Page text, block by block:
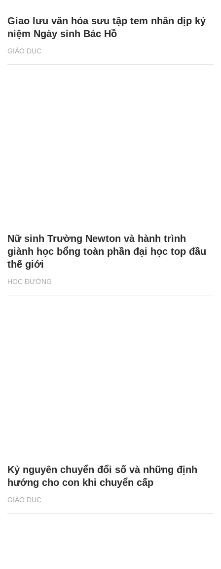
GIÁO DỤC
Giao lưu văn hóa sưu tập tem nhân dịp kỷ
niệm Ngày sinh Bác Hồ
HỌC ĐƯỜNG
Nữ sinh Trường Newton và hành trình
giành học bổng toàn phần đại học top đầu
thế giới
GIÁO DỤC
Kỷ nguyên chuyển đổi số và những định
hướng cho con khi chuyển cấp